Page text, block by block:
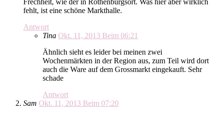
Frechheit, wie der in Rothenburgsort. Was hier aber wirklich
fehlt, ist eine schöne Markthalle.
Antwort
Tina Okt. 11, 2013 Beim 06:21
Ähnlich sieht es leider bei meinen zwei
Wochenmärkten in der Region aus, zum Teil wird dort
auch die Ware auf dem Grossmarkt eingekauft. Sehr
schade
Antwort
Sam Okt. 11, 2013 Beim 07:20